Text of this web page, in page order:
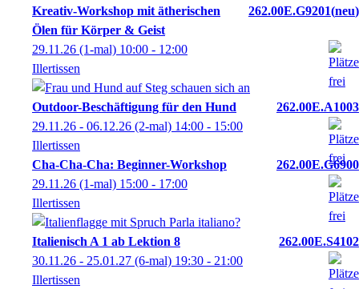
Kreativ-Workshop mit ätherischen
Ölen für Körper & Geist
262.00E.G9201 neu
29.11.26 (1-mal) 10:00 - 12:00
Illertissen
Outdoor-Beschäftigung für den Hund
262.00E.A1003
29.11.26 - 06.12.26 (2-mal) 14:00 - 15:00
Illertissen
Cha-Cha-Cha: Beginner-Workshop
262.00E.G6900
29.11.26 (1-mal) 15:00 - 17:00
Illertissen
Italienisch A 1 ab Lektion 8
262.00E.S4102
30.11.26 - 25.01.27 (6-mal) 19:30 - 21:00
Illertissen